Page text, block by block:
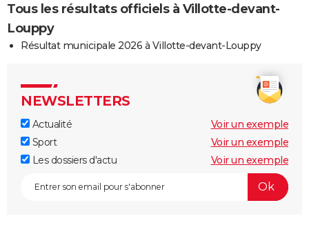
Tous les résultats officiels à Villotte-devant-
Louppy
Résultat municipale 2026 à Villotte-devant-Louppy
NEWSLETTERS
Actualité
Voir un exemple
Sport
Voir un exemple
Les dossiers d'actu
Voir un exemple